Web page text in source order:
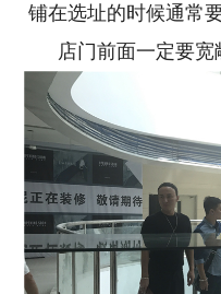
铺在选址的时候通常
店门前面一定要宽